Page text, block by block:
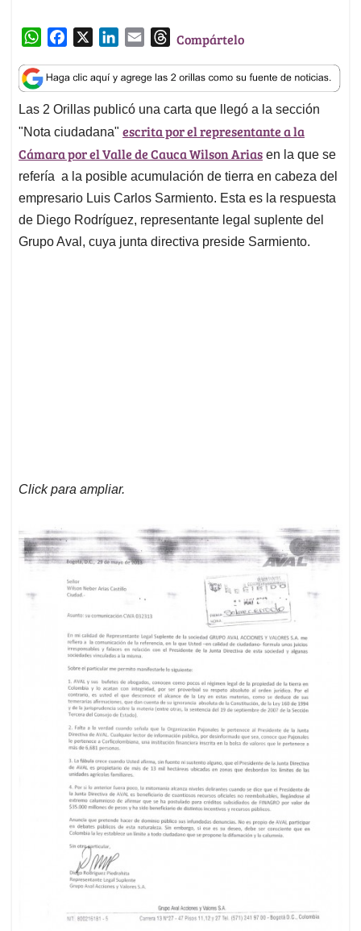
W
a
t
s
A
p
p
c
e
b
o
o
k
n
k
e
d
I
n
a
i
l
T
r
e
a
d
s
Compártelo
Las 2 Orillas publicó una carta que llegó a la sección
"Nota ciudadana" escrita por el representante a la
Cámara por el Valle de Cauca Wilson Arias en la que se
refería a la posible acumulación de tierra en cabeza del
empresario Luis Carlos Sarmiento. Esta es la respuesta
de Diego Rodríguez, representante legal suplente del
Grupo Aval, cuya junta directiva preside Sarmiento.
Click para ampliar.